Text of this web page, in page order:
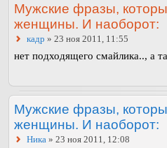
Мужские фразы,
женщины. И наоборот:
кадр » 23 ноя 2011, 11:55
нет подходящего смайлика.., а
Мужские фразы,
женщины. И наоборот:
Ника » 23 ноя 2011, 12:08